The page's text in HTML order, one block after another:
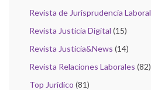
Revista de Jurisprudencia Laboral
Revista Justicia Digital (15)
Revista Justicia&News (14)
Revista Relaciones Laborales (82)
Top Jurídico (81)